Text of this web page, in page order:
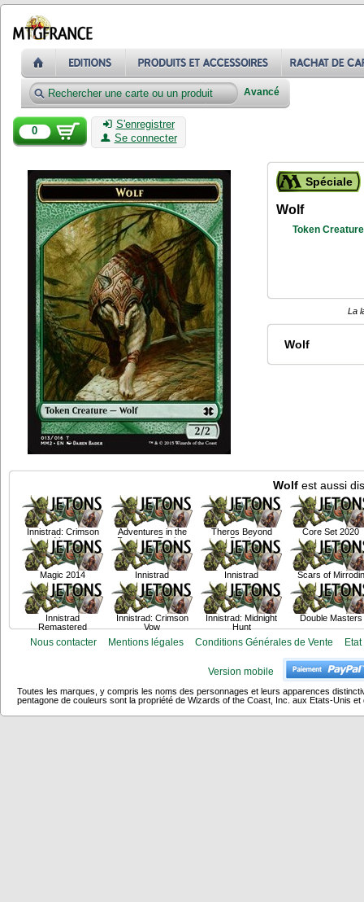
Avancé
0
S'enregistrer
Se connecter
Spéciale
Wolf
Token
La
Wolf
Wolfest aussi
Innistrad: Crimson
Vow
Adventures in the
Forgotten Realms
Theros Beyond
Death
Core Set 2020
Magic 2014 Innistrad Innistrad Scars of Mirrodin
Innistrad
Remastered
Innistrad: Crimson
Vow
Innistrad: Midnight
Hunt
Double Masters
Nous contacter Mentions légales Conditions Générales de Vente
Version mobile
Toutes les marques, y compris les noms des personnages et leurs apparences
pentagone de couleurs sont la propriété de Wizards of the Coast, Inc. aux Etats-Unis